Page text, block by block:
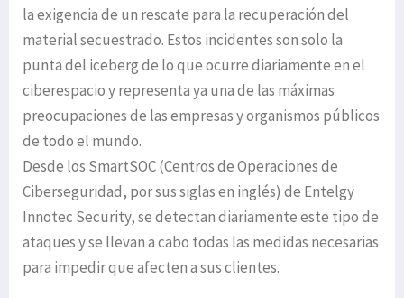
la exigencia de un rescate para la recuperación del
material secuestrado. Estos incidentes son solo la
punta del iceberg de lo que ocurre diariamente en el
ciberespacio y representa ya una de las máximas
preocupaciones de las empresas y organismos públicos
de todo el mundo.
Desde los SmartSOC (Centros de Operaciones de
Ciberseguridad, por sus siglas en inglés) de Entelgy
Innotec Security, se detectan diariamente este tipo de
ataques y se llevan a cabo todas las medidas necesarias
para impedir que afecten a sus clientes.